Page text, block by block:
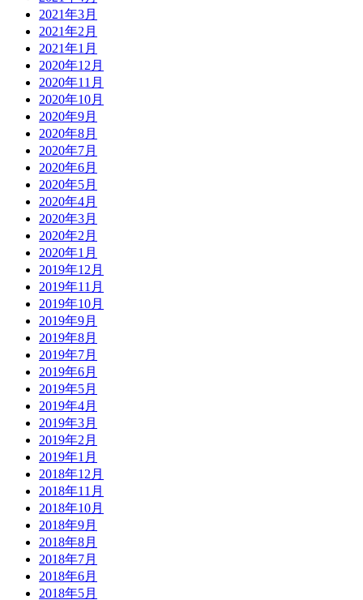
2021年3月
2021年2月
2021年1月
2020年12月
2020年11月
2020年10月
2020年9月
2020年8月
2020年7月
2020年6月
2020年5月
2020年4月
2020年3月
2020年2月
2020年1月
2019年12月
2019年11月
2019年10月
2019年9月
2019年8月
2019年7月
2019年6月
2019年5月
2019年4月
2019年3月
2019年2月
2019年1月
2018年12月
2018年11月
2018年10月
2018年9月
2018年8月
2018年7月
2018年6月
2018年5月